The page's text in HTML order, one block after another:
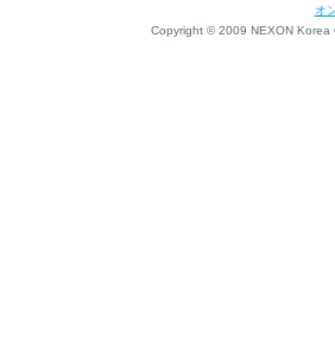
オ
Copyright © 2009 NEXON Korea